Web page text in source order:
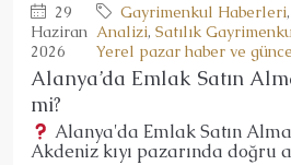
29
Haziran
2026
Gayrimenkul Haberleri,
Analizi, Satılık
Yerel pazar haber ve
Alanya’da Emlak Satın
mi?
Alanya'da Emlak Satın
Akdeniz kıyı pazarında doğru